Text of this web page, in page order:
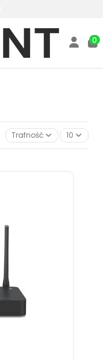
0
Trafność 10